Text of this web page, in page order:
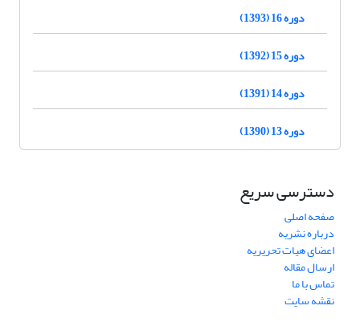
دوره 16 (1393)
دوره 15 (1392)
دوره 14 (1391)
دوره 13 (1390)
دسترسی سریع
صفحه اصلی
درباره نشریه
اعضای هیات تحریریه
ارسال مقاله
تماس با ما
نقشه سایت